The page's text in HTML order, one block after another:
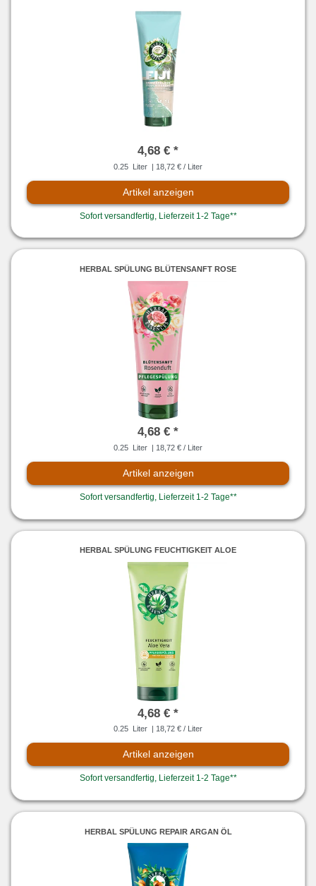
4,68 € *
0.25 Liter | 18,72 € / Liter
Artikel anzeigen
Sofort versandfertig, Lieferzeit 1-2 Tage**
HERBAL SPÜLUNG BLÜTENSANFT ROSE
4,68 € *
0.25 Liter | 18,72 € / Liter
Artikel anzeigen
Sofort versandfertig, Lieferzeit 1-2 Tage**
HERBAL SPÜLUNG FEUCHTIGKEIT ALOE
4,68 € *
0.25 Liter | 18,72 € / Liter
Artikel anzeigen
Sofort versandfertig, Lieferzeit 1-2 Tage**
HERBAL SPÜLUNG REPAIR ARGAN ÖL